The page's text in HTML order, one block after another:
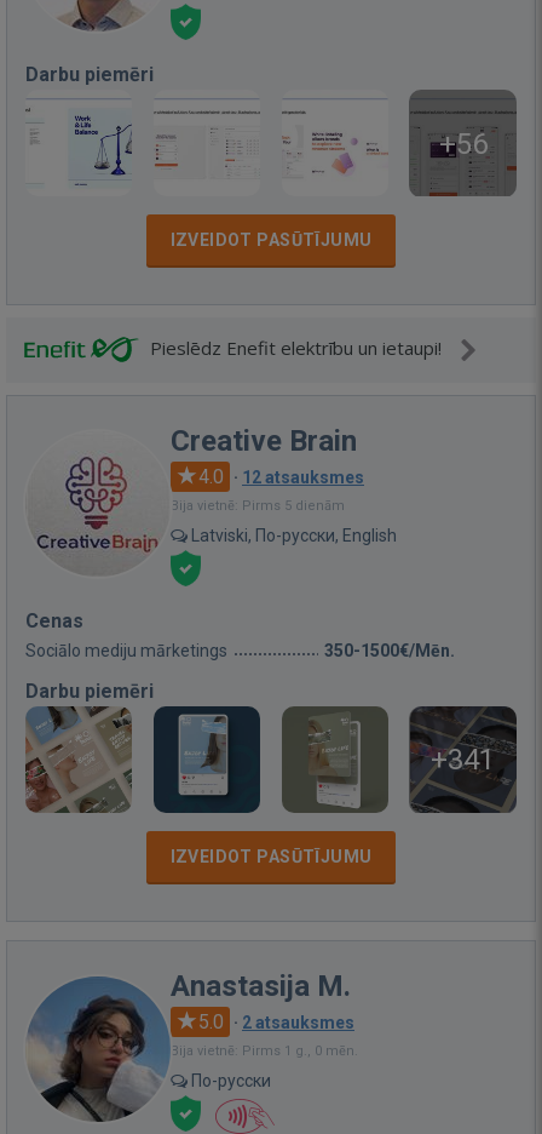
Darbu piemēri
+56
IZVEIDOT PASŪTĪJUMU
Pieslēdz Enefit elektrību un ietaupi!
Creative Brain
4.0 · 12 atsauksmes
Bija vietnē: Pirms 5 dienām
Latviski, По-русски, English
Cenas
Sociālo mediju mārketings 350-1500€/Mēn.
Darbu piemēri
+341
IZVEIDOT PASŪTĪJUMU
Anastasija M.
5.0 · 2 atsauksmes
Bija vietnē: Pirms 1 g., 0 mēn.
По-русски